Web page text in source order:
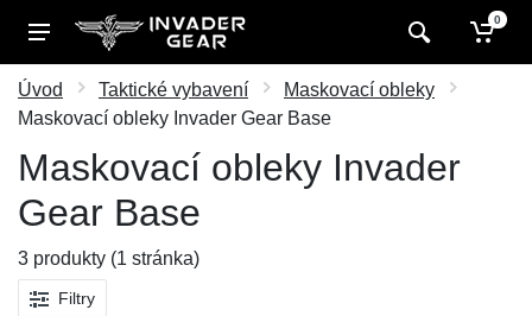
0
Úvod Taktické vybavení
Maskovací obleky
Maskovací obleky Invader Gear Base
Maskovací obleky Invader
Gear Base
3 produkty (1 stránka)
Filtry